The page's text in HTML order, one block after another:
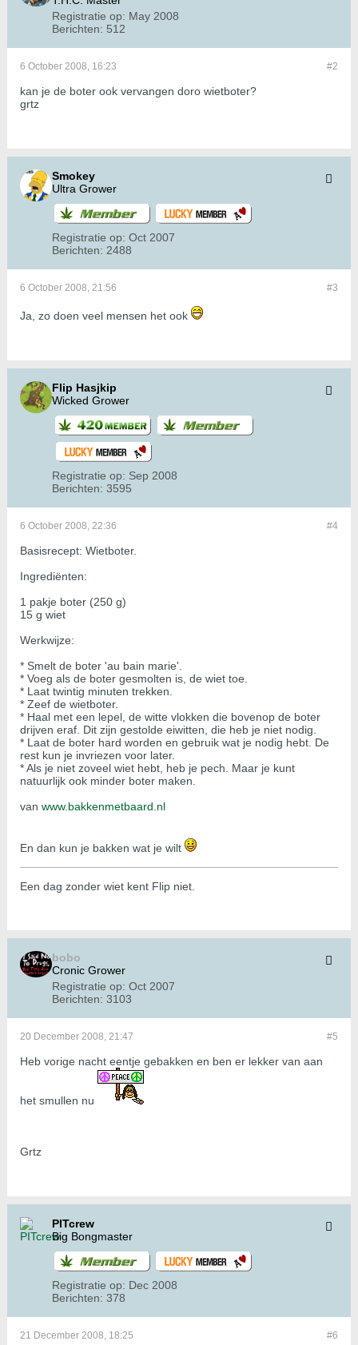
Registratie op: May 2008
Berichten: 512
#2
6 October 2008, 16:23
kan je de boter ook vervangen doro wietboter?
grtz
Smokey
Ultra Grower
Registratie op: Oct 2007
Berichten: 2488
#3
6 October 2008, 21:56
Ja, zo doen veel mensen het ook
Flip Hasjkip
Wicked Grower
Registratie op: Sep 2008
Berichten: 3595
#4
6 October 2008, 22:36
Basisrecept: Wietboter.
Ingrediënten:
1 pakje boter (250 g)
15 g wiet
Werkwijze:
* Smelt de boter 'au bain marie'.
* Voeg als de boter gesmolten is, de wiet toe.
* Laat twintig minuten trekken.
* Zeef de wietboter.
* Haal met een lepel, de witte vlokken die bovenop de boter
drijven eraf. Dit zijn gestolde eiwitten, die heb je niet nodig.
* Laat de boter hard worden en gebruik wat je nodig hebt. De
rest kun je invriezen voor later.
* Als je niet zoveel wiet hebt, heb je pech. Maar je kunt
natuurlijk ook minder boter maken.
van www.bakkenmetbaard.nl
En dan kun je bakken wat je wilt
Een dag zonder wiet kent Flip niet.
bobo
Cronic Grower
Registratie op: Oct 2007
Berichten: 3103
#5
20 December 2008, 21:47
Heb vorige nacht eentje gebakken en ben er lekker van aan
het smullen nu
Grtz
PITcrew
Big Bongmaster
Registratie op: Dec 2008
Berichten: 378
#6
21 December 2008, 18:25